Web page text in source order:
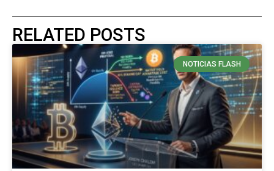
RELATED POSTS
NOTICIAS FLASH